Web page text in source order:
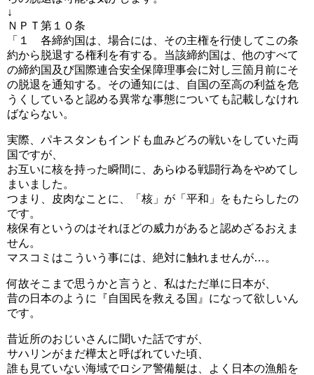
↓
ＮＰＴ第１０条
「１ 各締約国は、場合には、その主権を行使してこの条
約から脱退する権利を有する。当該締約国は、他のすべて
の締約国及び国際連合安全保障理事会に対し三箇月前にそ
の脱退を通知する。その通知には、自国の至高の利益を危
うくしていると認める異常な事態についても記載しなけれ
ばならない。
実際、パキスタンもインドも血みどろの戦いをしていた両
国ですが、
お互いに核を持った瞬間に、あらゆる戦闘行為をやめてし
まいました。
つまり、皮肉なことに、「核」が「平和」をもたらしたの
です。
核保有というのはそれほどの威力があると認めざるおえま
せん。
マスコミはこういう事には、絶対に触れませんが…。
何故そこまで思うかと言うと、私はただ単に日本が、
昔の日本のように『自国民を救える国』になって欲しいん
です。
昔近所のおじいさんに聞いた話ですが、
サハリンがまだ樺太と呼ばれていた頃、
誰も見ていない海域でロシア警備艇は、よく日本の漁船を